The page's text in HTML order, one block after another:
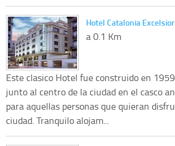
Hotel Catalonia Excelsior
a 0.1 Km
Este clasico Hotel fue construido en
junto al centro de la ciudad en el casco
para aquellas personas que quieran
ciudad. Tranquilo alojam...